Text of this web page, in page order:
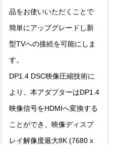
品をお使いいただくことで
簡単にアップグレードし新
型TVへの接続を可能にしま
す。
DP1.4 DSC映像圧縮技術に
より、本アダプターはDP1.4
映像信号をHDMIへ変換する
ことができ、映像ディスプ
レイ解像度最大8K (7680 x